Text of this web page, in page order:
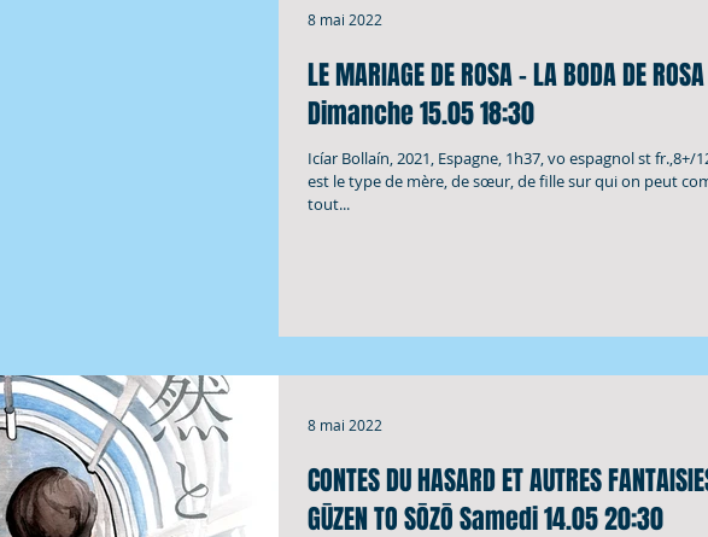
LE MARIAGE DE ROSA - LA BODA DE ROSA
Dimanche 15.05 18:30
Icíar Bollaín, 2021, Espagne, 1h37, vo espagnol st fr.,8+/
est le type de mère, de sœur, de fille sur qui on peut
tout...
8 mai 2022
CONTES DU HASARD ET AUTRES
GŪZEN TO SŌZŌ Samedi 14.05 20:30
8 mai 2022